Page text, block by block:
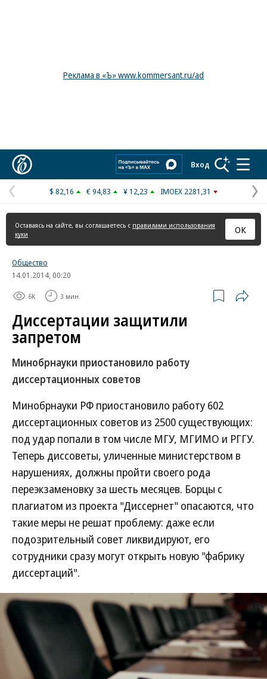
Реклама в «Ъ» www.kommersant.ru/ad
Вход
Предыдущая
страница
$ 82,16 € 94,83 ¥ 12,23 IMOEX 2281,31
Оставаясь на сайте, вы соглашаетесь с правилами использования
куки
ОК
Общество
14.01.2014, 00:20
6K 3 мин.
Диссертации защитили
запретом
Минобрнауки приостановило работу
диссертационных советов
Минобрнауки РФ приостановило работу 602
диссертационных советов из 2500 существующих:
под удар попали в том числе МГУ, МГИМО и РГГУ.
Теперь диссоветы, уличенные министерством в
нарушениях, должны пройти своего рода
переэкзаменовку за шесть месяцев. Борцы с
плагиатом из проекта "Диссернет" опасаются, что
такие меры не решат проблему: даже если
подозрительный совет ликвидируют, его
сотрудники сразу могут открыть новую "фабрику
диссертаций".